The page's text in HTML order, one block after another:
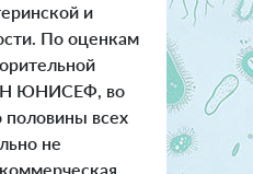
и
По оценкам
ЮНИСЕФ, во
всех
не